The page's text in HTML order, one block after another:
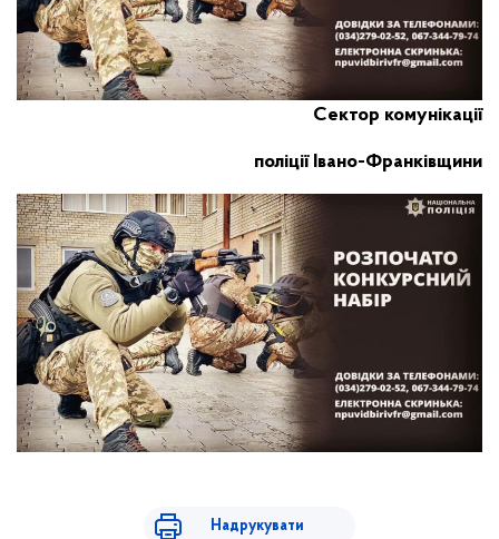
Сектор комунікації
поліції Івано-Франківщини
Надрукувати